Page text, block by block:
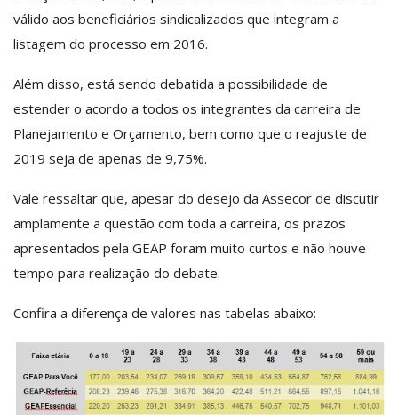
válido aos beneficiários sindicalizados que integram a
listagem do processo em 2016.
Além disso, está sendo debatida a possibilidade de
estender o acordo a todos os integrantes da carreira de
Planejamento e Orçamento, bem como que o reajuste de
2019 seja de apenas de 9,75%.
Vale ressaltar que, apesar do desejo da Assecor de discutir
amplamente a questão com toda a carreira, os prazos
apresentados pela GEAP foram muito curtos e não houve
tempo para realização do debate.
Confira a diferença de valores nas tabelas abaixo: